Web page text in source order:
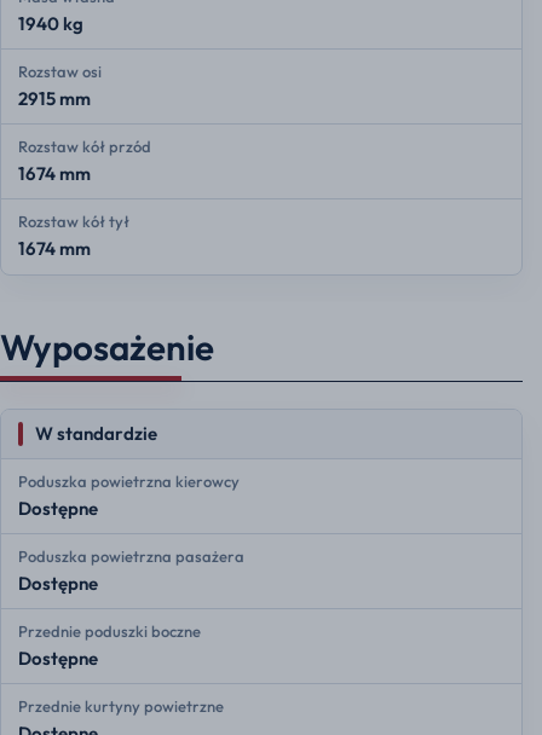
1940 kg
Rozstaw osi
2915 mm
Rozstaw kół przód
1674 mm
Rozstaw kół tył
1674 mm
Wyposażenie
W standardzie
Poduszka powietrzna kierowcy
Dostępne
Poduszka powietrzna pasażera
Dostępne
Przednie poduszki boczne
Dostępne
Przednie kurtyny powietrzne